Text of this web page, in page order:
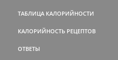
ТАБЛИЦА КАЛОРИЙНОСТИ
КАЛОРИЙНОСТЬ РЕЦЕПТОВ
ОТВЕТЫ